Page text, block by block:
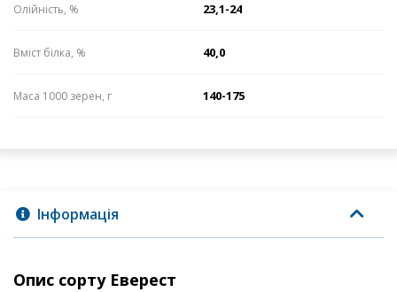
Олійність, % 23,1-24
Вміст білка, % 40,0
Маса 1000 зерен, г 140-175
Інформація
Опис сорту Еверест